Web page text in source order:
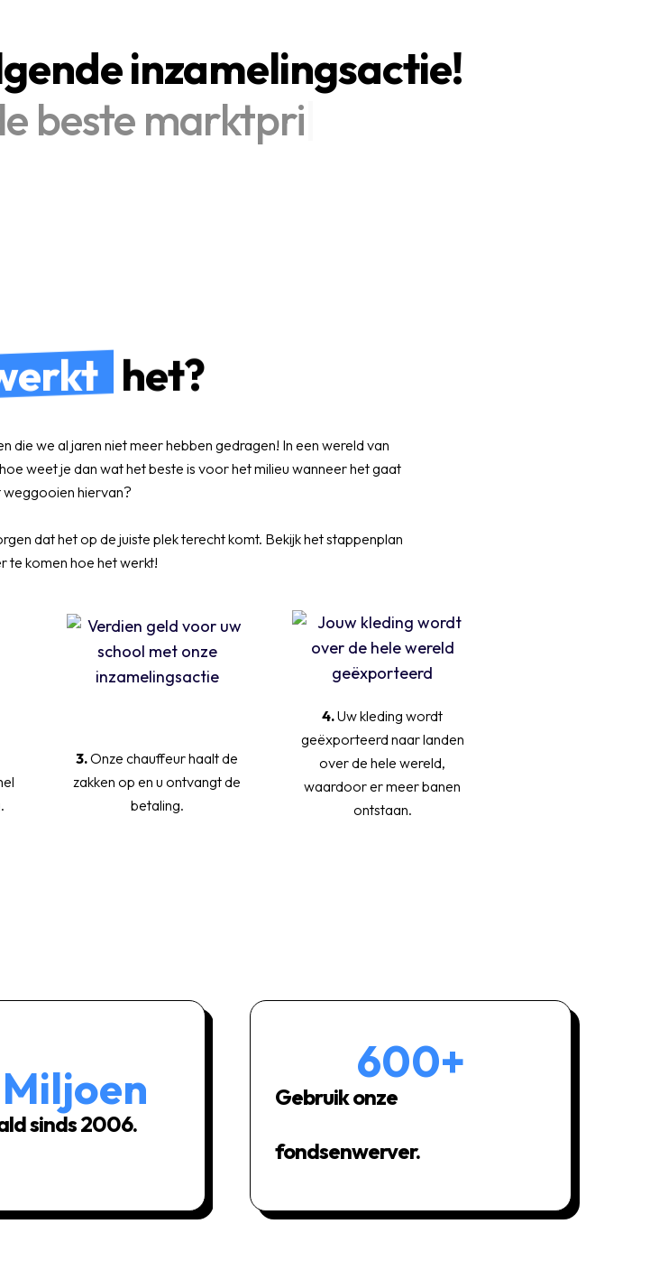
inzamelingsactie!
de
het?
die we al jaren niet meer hebben gedragen! In een wereld van
weet je dan wat het beste is voor het milieu wanneer het gaat
weggooien hiervan?
dat het op de juiste plek terecht komt. Bekijk het stappenplan
te komen hoe het werkt!
3.Onze chauffeur haalt de
zakken op en u ontvangt de
betaling.
4.Uw kleding wordt
geëxporteerd naar landen
over de hele wereld,
waardoor er meer banen
ontstaan.
Miljoen
sinds 2006.
600+
Gebruik onze
fondsenwerver.